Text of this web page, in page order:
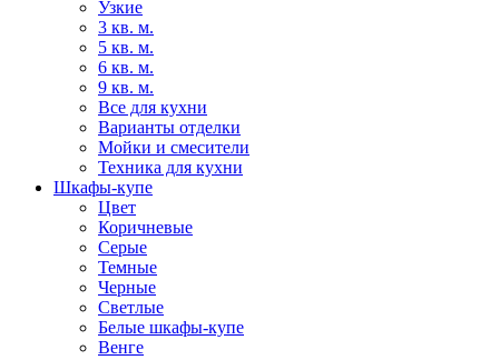
Узкие
3 кв. м.
5 кв. м.
6 кв. м.
9 кв. м.
Все для кухни
Варианты отделки
Мойки и смесители
Техника для кухни
Шкафы-купе
Цвет
Коричневые
Серые
Темные
Черные
Светлые
Белые шкафы-купе
Венге